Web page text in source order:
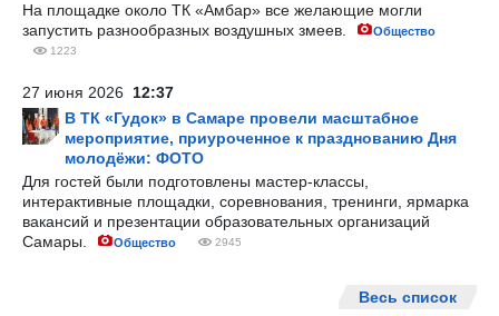
На площадке около ТК «Амбар» все желающие могли
запустить разнообразных воздушных змеев.
Общество
1223
27 июня 2026 12:37
В ТК «Гудок» в Самаре провели масштабное
мероприятие, приуроченное к празднованию Дня
молодёжи: ФОТО
Для гостей были подготовлены мастер-классы,
интерактивные площадки, соревнования, тренинги, ярмарка
вакансий и презентации образовательных организаций
Самары.
Общество 2945
Весь список